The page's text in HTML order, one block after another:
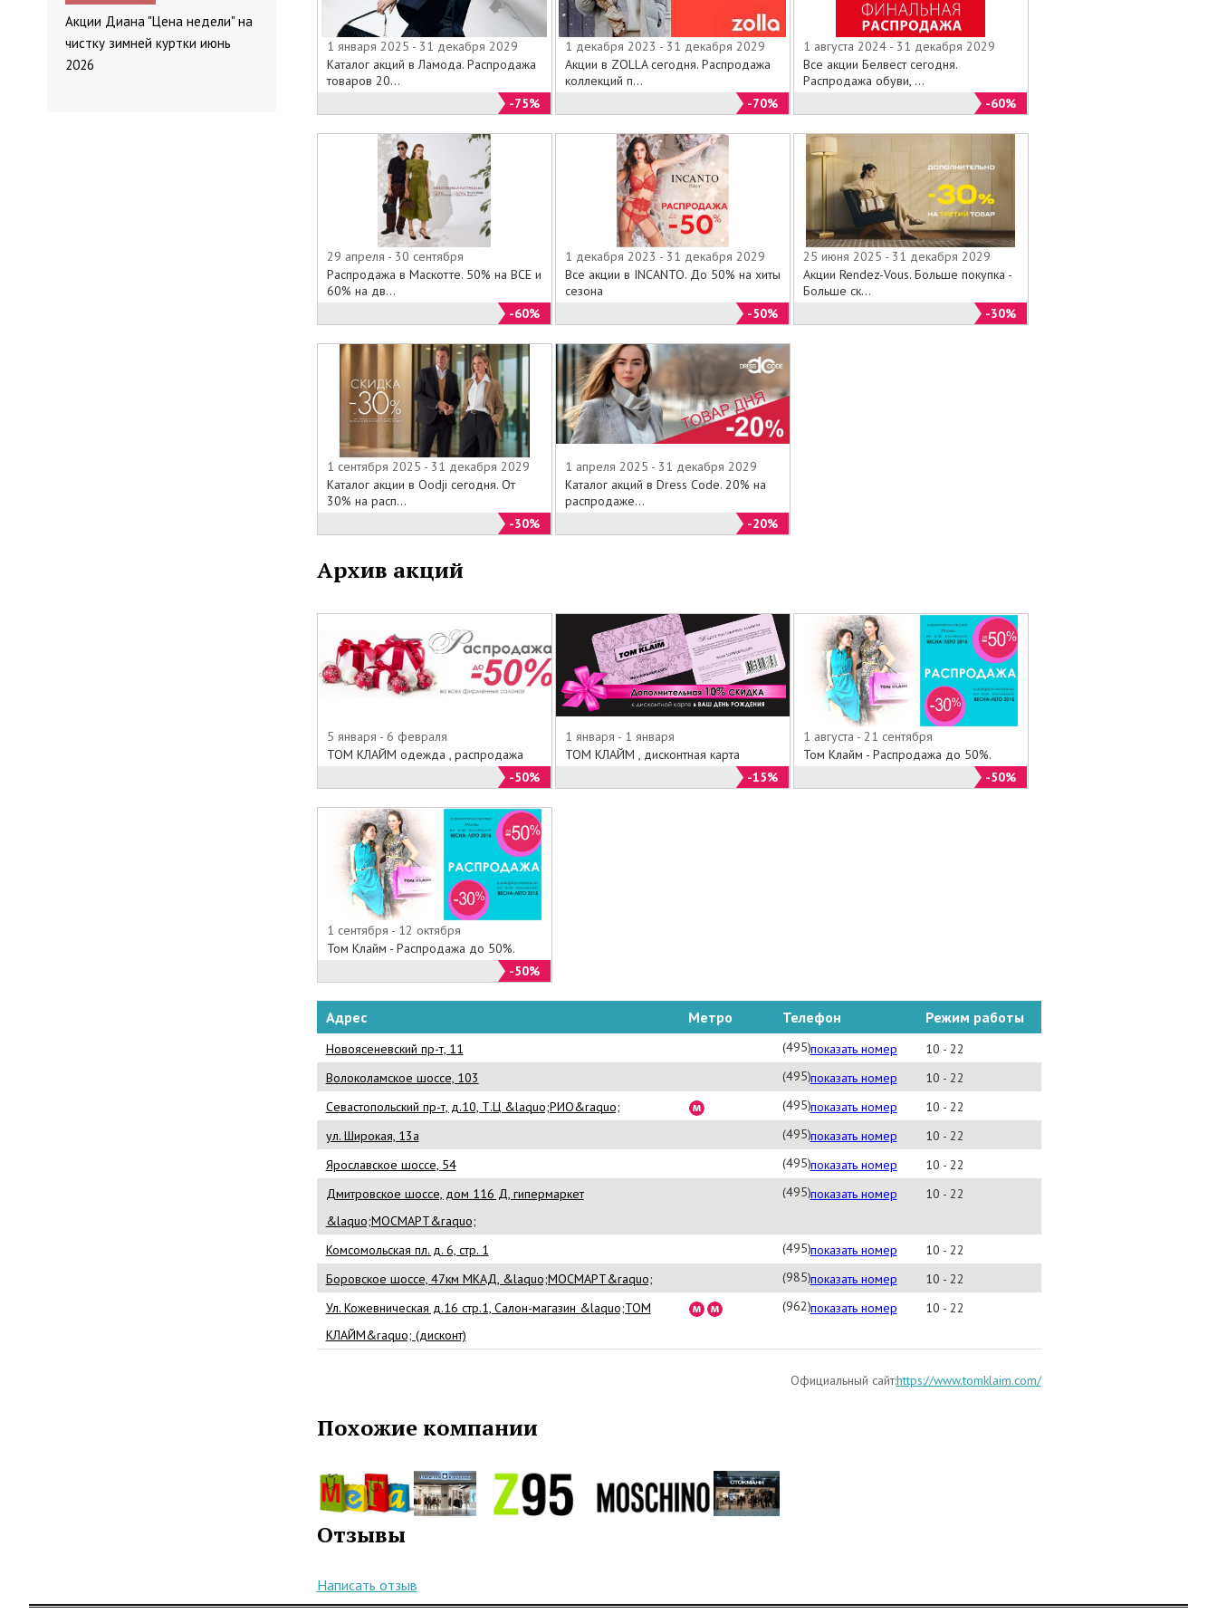
Том Клайм Дисконт, Распродажа и Скидки
В магазинах TOM KLAIM регулярно проходят различные промо-
акции и сезонные распродажи коллекций, во время действия
которых Вы можете приобрести великолепную женскую одежду
марки со скидками до 40%. На нашем официальном веб-сайте в
разделе: "Текущие акции" или "Каталог скидок" мы предоставляем
Вам наиболее полную информацию обо всех выгодных акциях и
распродажах, проходящих, как в магазинах TOM KLAIM, так и
в фирменном Дисконт-центе Том Клайм на Павелецкой в данный
момент и конечно о скидках.
1 января 2025 - 31 декабря 2029
Каталог акций в Ламода. Распродажа
товаров 20...
-75%
1 декабря 2023 - 31 декабря 2029
Акции в ZOLLA сегодня. Распродажа
коллекций п...
-70%
1 августа 2024 - 31 декабря 2029
Все акции Белвест сегодня.
Распродажа обуви, ...
-60%
29 апреля - 30 сентября
Распродажа в Маскотте. 50% на ВСЕ и
60% на дв...
-60%
1 декабря 2023 - 31 декабря 2029
Все акции в INCANTO. До 50% на хиты
сезона
-50%
25 июня 2025 - 31 декабря 2029
Акции Rendez-Vous. Больше покупка -
Больше ск...
-30%
1 сентября 2025 - 31 декабря 2029
Каталог акции в Oodji сегодня. От
30% на расп...
-30%
1 апреля 2025 - 31 декабря 2029
Каталог акций в Dress Code. 20% на
распродаже...
-20%
Архив акций
5 января - 6 февраля
ТОМ КЛАЙМ одежда , распродажа
-50%
1 января - 1 января
ТОМ КЛАЙМ , дисконтная карта
-15%
1 августа - 21 сентября
Том Клайм - Распродажа до 50%.
-50%
1 сентября - 12 октября
Том Клайм - Распродажа до 50%.
-50%
Адрес Метро Телефон Режим работы
Новоясеневский пр-т, 11 (495) 380-2523
показать номер
10 - 22
Волоколамское шоссе, 103
(495) 252-9843
показать номер
10 - 22
Севастопольский пр-т, д.10, Т.Ц &laquo;РИО&raquo;
(495) 980-4971
показать номер
10 - 22
ул. Широкая, 13а
(495) 478-4106
показать номер
10 - 22
Ярославское шоссе, 54
(495) 589-1953
показать номер
10 - 22
Дмитровское шоссе, дом 116 Д, гипермаркет
&laquo;МОСМАРТ&raquo;
(495) 363-6643
показать номер 10 - 22
Комсомольская пл. д. 6, стр. 1 (495) 607-0226
показать номер
10 - 22
Боровское шоссе, 47км МКАД, &laquo;МОСМАРТ&raquo;
(985) 225-8507
показать номер
10 - 22
Ул. Кожевническая д.16 стр.1, Салон-магазин &laquo;ТОМ
КЛАЙМ&raquo; (дисконт)
(962) 994-2693
показать номер 10 - 22
Официальный сайт:https://www.tomklaim.com/
Похожие компании
Отзывы
Написать отзыв
Акции Диана "Цена недели" на
чистку зимней куртки июнь
2026